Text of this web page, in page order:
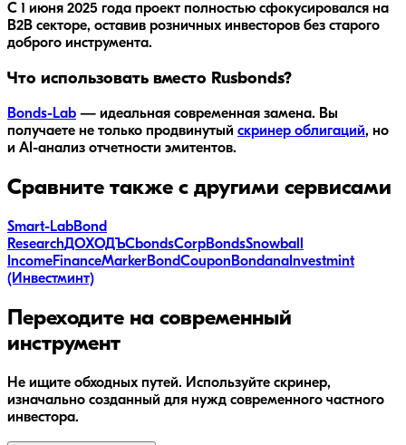
С 1 июня 2025 года проект полностью сфокусировался на
B2B секторе, оставив розничных инвесторов без старого
доброго инструмента.
Что использовать вместо Rusbonds?
Bonds-Lab — идеальная современная замена. Вы
получаете не только продвинутый скринер облигаций, но
и AI-анализ отчетности эмитентов.
Сравните также с другими сервисами
Smart-LabBond
ResearchДОХОДЪCbondsCorpBondsSnowball
IncomeFinanceMarkerBondCoupon Bondana Investmint
(Инвестминт)
Переходите на современный
инструмент
Не ищите обходных путей. Используйте скринер,
изначально созданный для нужд современного частного
инвестора.